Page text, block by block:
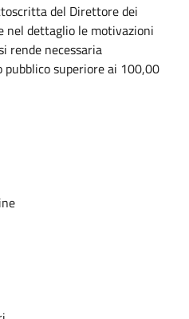
del Direttore dei
dettaglio le motivazioni
rende necessaria
pubblico superiore ai 100,00